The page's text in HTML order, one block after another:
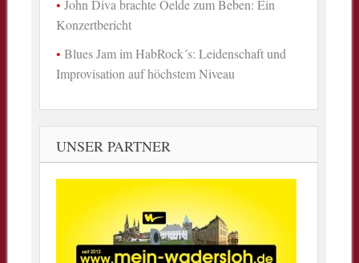
John Diva brachte Oelde zum Beben: Ein
Konzertbericht
Blues Jam im HabRock´s: Leidenschaft und
Improvisation auf höchstem Niveau
UNSER PARTNER